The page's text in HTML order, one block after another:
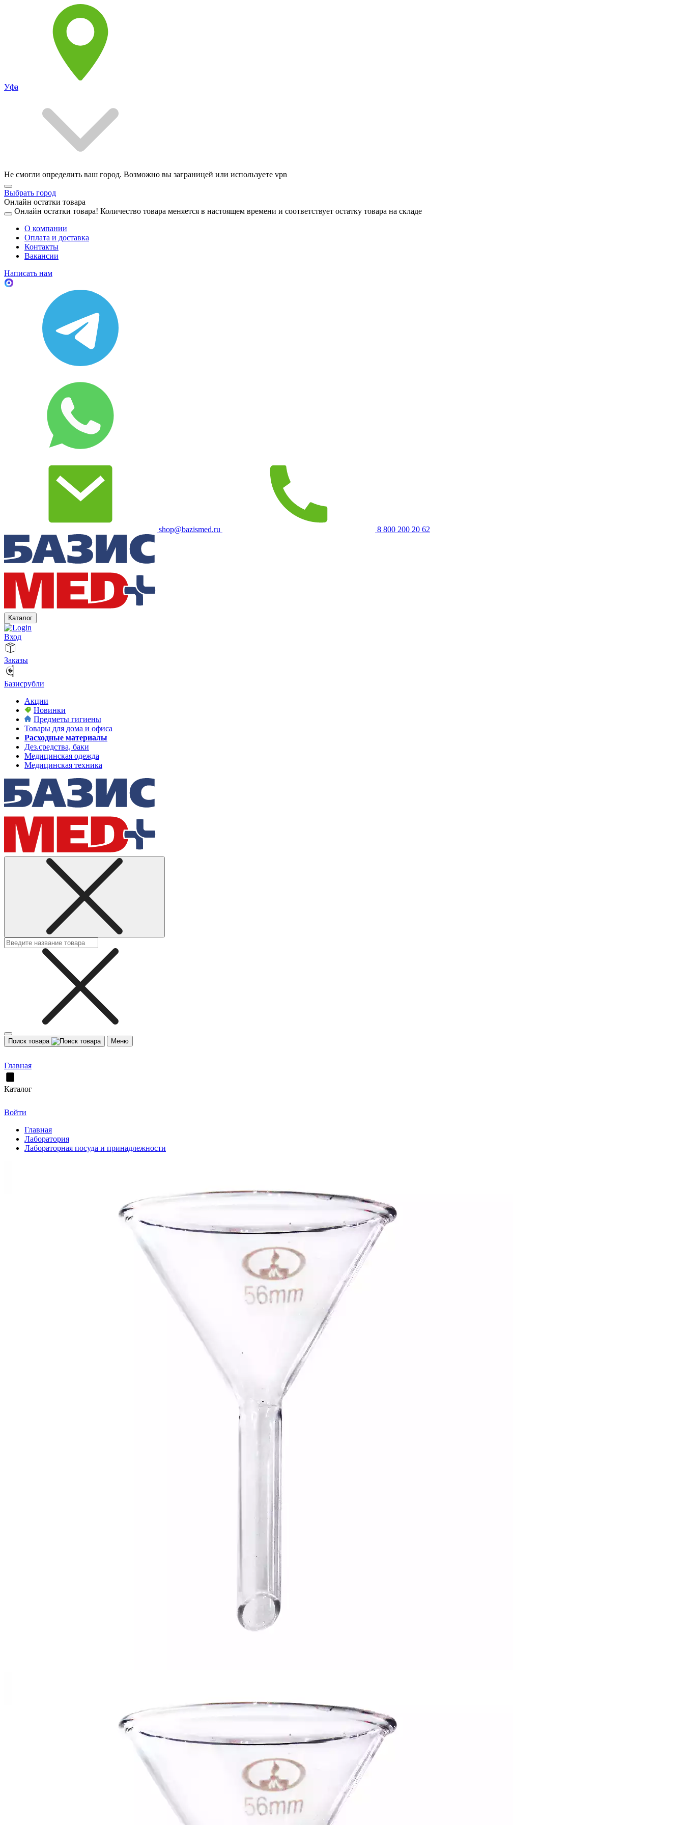
Уфа
Не смогли определить ваш город. Возможно вы заграницей или используете vpn
Выбрать город
Онлайн остатки товара
Онлайн остатки товара! Количество товара меняется в настоящем времени и соответствует остатку товара на складе
О компании
Оплата и доставка
Контакты
Вакансии
Написать нам
shop@bazismed.ru 8 800 200 20 62
Каталог
Вход
Заказы
Базисрубли
Акции
Новинки
Предметы гигиены
Товары для дома и офиса
Расходные материалы
Дез.средства, баки
Медицинская одежда
Медицинская техника
Поиск товара Меню
Главная
Каталог
Войти
Главная
Лаборатория
Лабораторная посуда и принадлежности